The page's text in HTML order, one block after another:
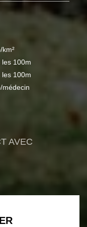
km²
100m
100m
médecin
AVEC